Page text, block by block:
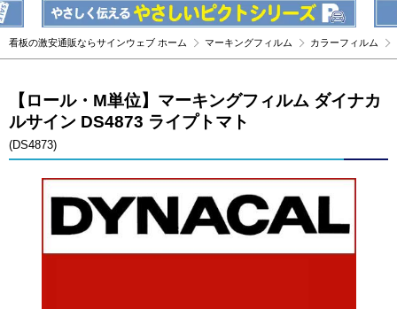
看板の激安通販ならサインウェブ ホーム マーキングフィルム カラーフィルム
【ロール・M単位】マーキングフィルム ダイナカ
ルサイン DS4873 ライプトマト
(DS4873)